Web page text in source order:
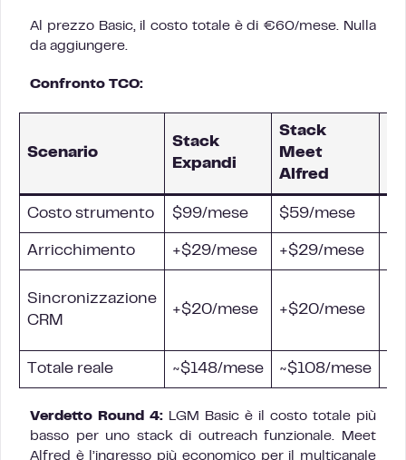
Al prezzo Basic, il costo totale è di €60/mese. Nulla
da aggiungere.
Confronto TCO:
Scenario
Stack
Expandi
Stack
Meet
Alfred
Costo strumento $99/mese $59/mese
Arricchimento +$29/mese +$29/mese
Sincronizzazione
CRM
+$20/mese +$20/mese
Totale reale ~$148/mese ~$108/mese
Verdetto Round 4: LGM Basic è il costo totale più
basso per uno stack di outreach funzionale. Meet
Alfred è l’ingresso più economico per il multicanale